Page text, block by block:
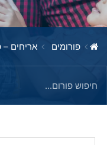
פורומים אריחים –